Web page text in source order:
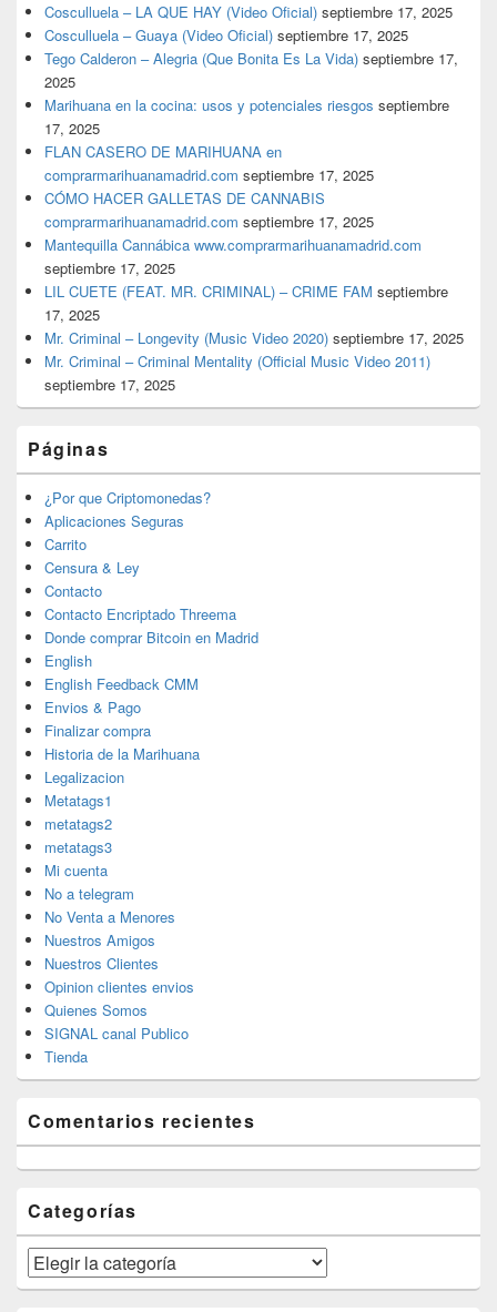
Cosculluela – LA QUE HAY (Video Oficial) septiembre 17, 2025
Cosculluela – Guaya (Video Oficial) septiembre 17, 2025
Tego Calderon – Alegria (Que Bonita Es La Vida) septiembre 17,
2025
Marihuana en la cocina: usos y potenciales riesgos septiembre
17, 2025
FLAN CASERO DE MARIHUANA en
comprarmarihuanamadrid.com septiembre 17, 2025
CÓMO HACER GALLETAS DE CANNABIS
comprarmarihuanamadrid.com septiembre 17, 2025
Mantequilla Cannábica www.comprarmarihuanamadrid.com
septiembre 17, 2025
LIL CUETE (FEAT. MR. CRIMINAL) – CRIME FAM septiembre
17, 2025
Mr. Criminal – Longevity (Music Video 2020) septiembre 17, 2025
Mr. Criminal – Criminal Mentality (Official Music Video 2011)
septiembre 17, 2025
Páginas
¿Por que Criptomonedas?
Aplicaciones Seguras
Carrito
Censura & Ley
Contacto
Contacto Encriptado Threema
Donde comprar Bitcoin en Madrid
English
English Feedback CMM
Envios & Pago
Finalizar compra
Historia de la Marihuana
Legalizacion
Metatags1
metatags2
metatags3
Mi cuenta
No a telegram
No Venta a Menores
Nuestros Amigos
Nuestros Clientes
Opinion clientes envios
Quienes Somos
SIGNAL canal Publico
Tienda
Comentarios recientes
Categorías
Categorías